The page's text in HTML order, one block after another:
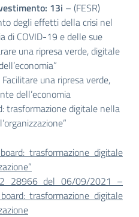
13i – (FESR)
degli effetti della crisi nel
di COVID-19 e delle sue
una ripresa verde, digitale
Facilitare una ripresa verde,
dell’economia
trasformazione digitale nella
trasformazione digitale
28966 del 06/09/2021 –
trasformazione digitale